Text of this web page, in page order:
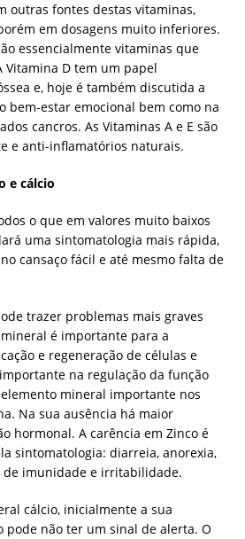
outras fontes destas vitaminas,
em dosagens muito inferiores.
essencialmente vitaminas que
Vitamina D tem um papel
e, hoje é também discutida a
bem-estar emocional bem como na
cancros. As Vitaminas A e E são
e anti-inflamatórios naturais.
e cálcio
o que em valores muito baixos
uma sintomatologia mais rápida,
cansaço fácil e até mesmo falta de
trazer problemas mais graves
é importante para a
e regeneração de células e
na regulação da função
mineral importante nos
Na sua ausência há maior
hormonal. A carência em Zinco é
sintomatologia: diarreia, anorexia,
de imunidade e irritabilidade.
cálcio, inicialmente a sua
pode não ter um sinal de alerta. O